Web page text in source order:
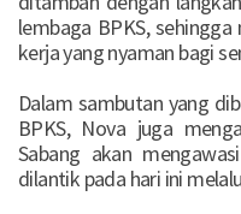
lembaga BPKS,
kerja yang nyaman bagi
Dalam sambutan yang
BPKS, Nova juga
Sabang akan
dilantik pada hari ini